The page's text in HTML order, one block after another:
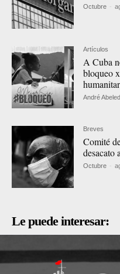
Octubre -
Artículos
A Cuba
bloqueo
André
Breves
Comité
desacato
Octubre -
Le puede interesar: